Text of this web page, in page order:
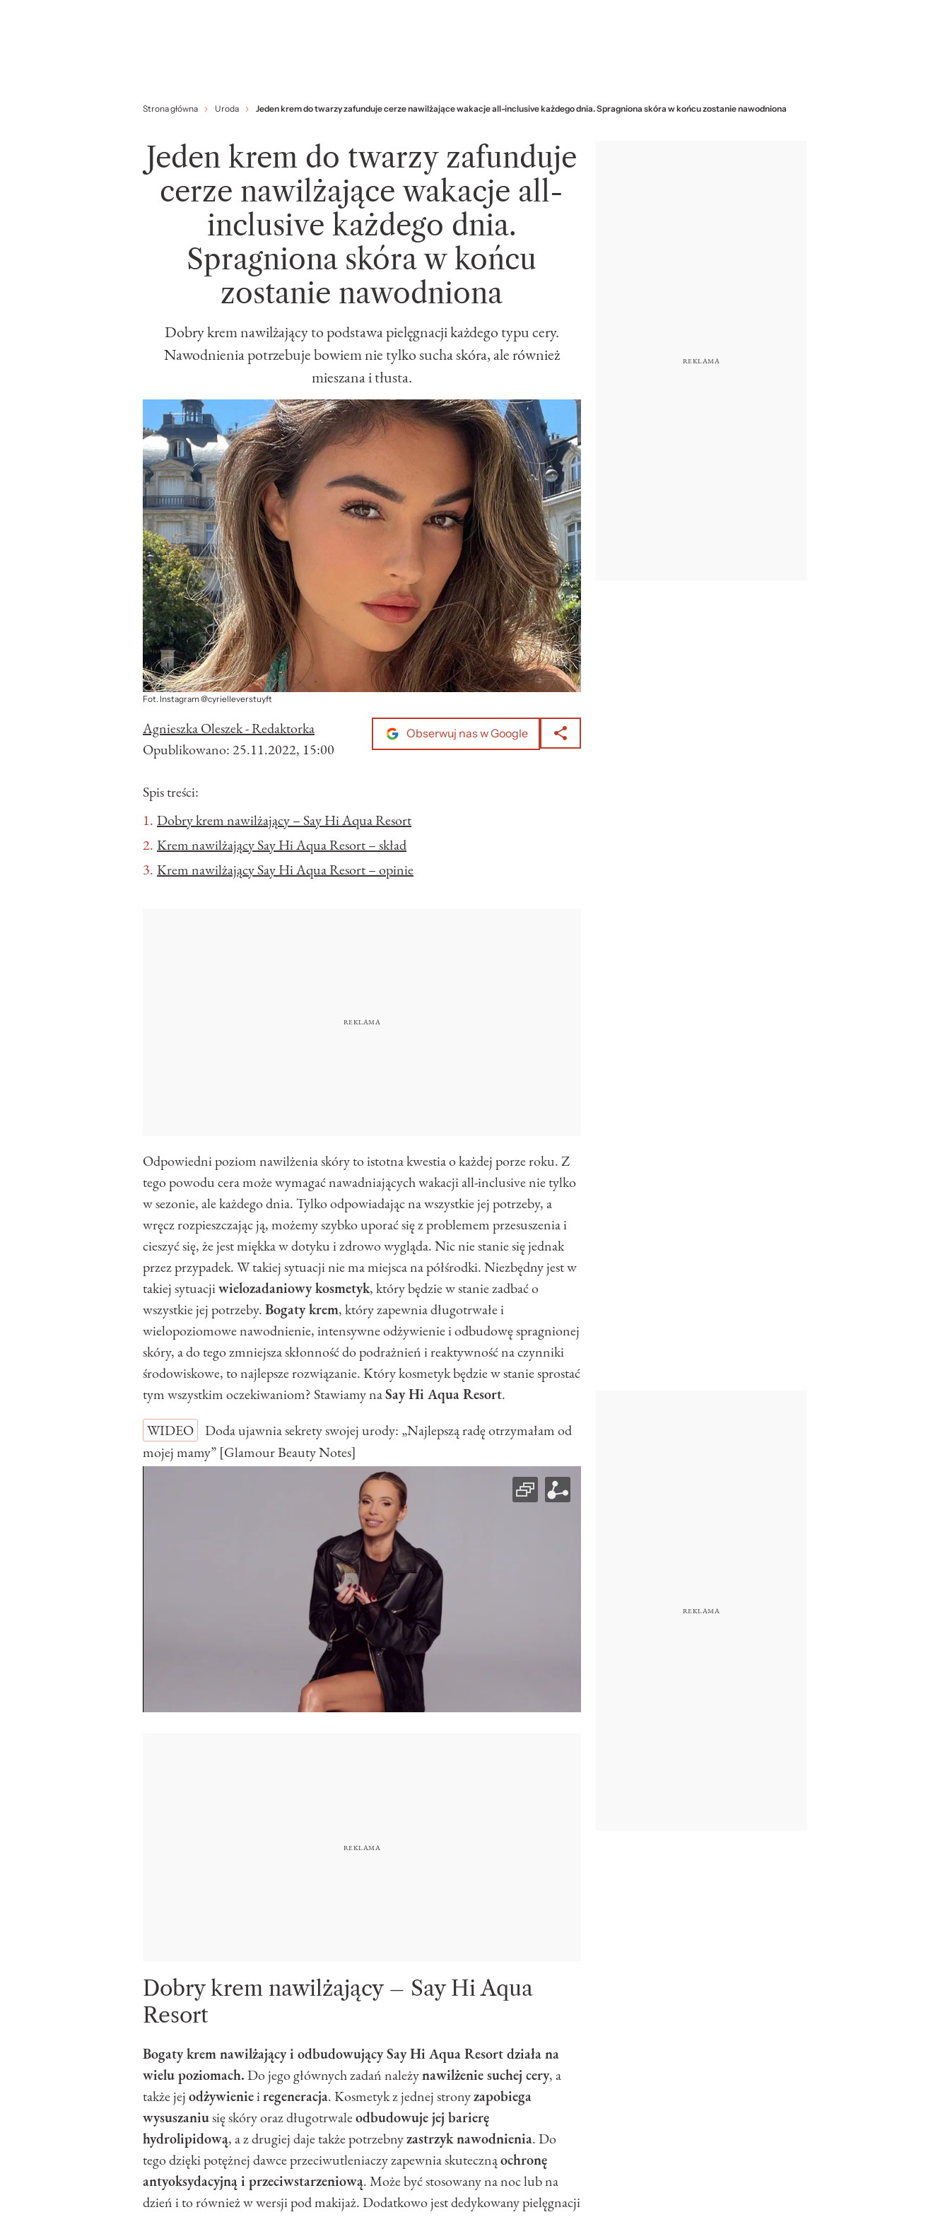
Strona główna Uroda Jeden krem do twarzy zafunduje cerze nawilżające wakacje all-inclusive każdego dnia. Spragniona skóra w końcu zostanie nawodniona
Jeden krem do twarzy zafunduje
cerze nawilżające wakacje all-
inclusive każdego dnia.
Spragniona skóra w końcu
zostanie nawodniona
Dobry krem nawilżający to podstawa pielęgnacji każdego typu cery.
Nawodnienia potrzebuje bowiem nie tylko sucha skóra, ale również
mieszana i tłusta.
Fot. Instagram @cyrielleverstuyft
Agnieszka Oleszek - Redaktorka
Opublikowano:25.11.2022, 15:00
Obserwuj nas w Google
Spis treści:
Dobry krem nawilżający – Say Hi Aqua Resort
Krem nawilżający Say Hi Aqua Resort – skład
Krem nawilżający Say Hi Aqua Resort – opinie
Odpowiedni poziom nawilżenia skóry to istotna kwestia o każdej porze roku. Z
tego powodu cera może wymagać nawadniających wakacji all-inclusive nie tylko
w sezonie, ale każdego dnia. Tylko odpowiadając na wszystkie jej potrzeby, a
wręcz rozpieszczając ją, możemy szybko uporać się z problemem przesuszenia i
cieszyć się, że jest miękka w dotyku i zdrowo wygląda. Nic nie stanie się jednak
przez przypadek. W takiej sytuacji nie ma miejsca na półśrodki. Niezbędny jest w
takiej sytuacjiwielozadaniowy kosmetyk, który będzie w stanie zadbać o
wszystkie jej potrzeby.Bogaty krem, który zapewnia długotrwałe i
wielopoziomowe nawodnienie, intensywne odżywienie i odbudowę spragnionej
skóry, a do tego zmniejsza skłonność do podrażnień i reaktywność na czynniki
środowiskowe, to najlepsze rozwiązanie. Który kosmetyk będzie w stanie sprostać
tym wszystkim oczekiwaniom? Stawiamy naSay Hi Aqua Resort.
WIDEO
Doda ujawnia sekrety swojej urody: „Najlepszą radę otrzymałam od
mojej mamy” [Glamour Beauty Notes]
Dobry krem nawilżający – Say Hi Aqua
Resort
Bogaty krem nawilżający i odbudowujący Say Hi Aqua Resort działa na
wielu poziomach.Do jego głównych zadań należynawilżenie suchej cery, a
także jejodżywienieiregeneracja. Kosmetyk z jednej stronyzapobiega
wysuszaniusię skóry oraz długotrwaleodbudowuje jej barierę
hydrolipidową, a z drugiej daje także potrzebnyzastrzyk nawodnienia. Do
tego dzięki potężnej dawce przeciwutleniaczy zapewnia skutecznąochronę
antyoksydacyjną i przeciwstarzeniową. Może być stosowany na noc lub na
dzień i to również w wersji pod makijaż. Dodatkowo jest dedykowany pielęgnacji